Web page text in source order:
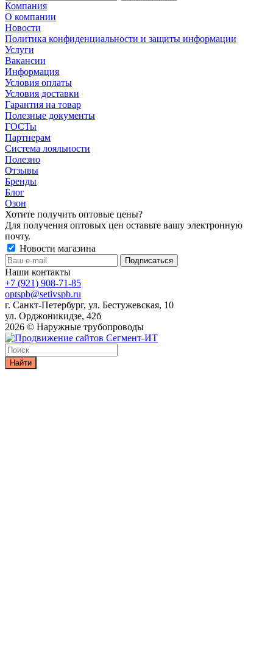
Компания
О компании
Новости
Политика конфиденциальности и защиты информации
Услуги
Вакансии
Информация
Условия оплаты
Условия доставки
Гарантия на товар
Полезные документы
ГОСТы
Партнерам
Система лояльности
Полезно
Отзывы
Бренды
Блог
Озон
Хотите получить оптовые цены?
Для получения оптовых цен оставьте вашу электронную
почту.
Новости магазина
Наши контакты
+7 (921) 908-71-85
optspb@setivspb.ru
г. Санкт-Петербург, ул. Бестужевская, 10
ул. Орджоникидзе, 42б
2026 © Наружные трубопроводы
Найти